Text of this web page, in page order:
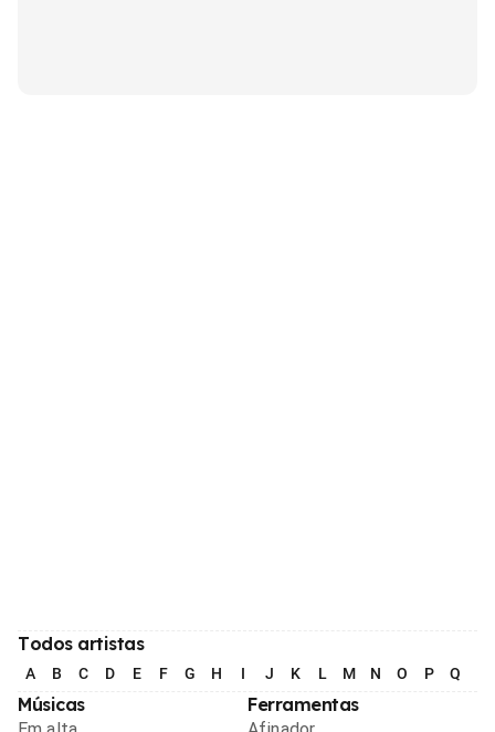
Todos artistas
A B C D E F G H I J K L M N O P Q
Músicas Ferramentas